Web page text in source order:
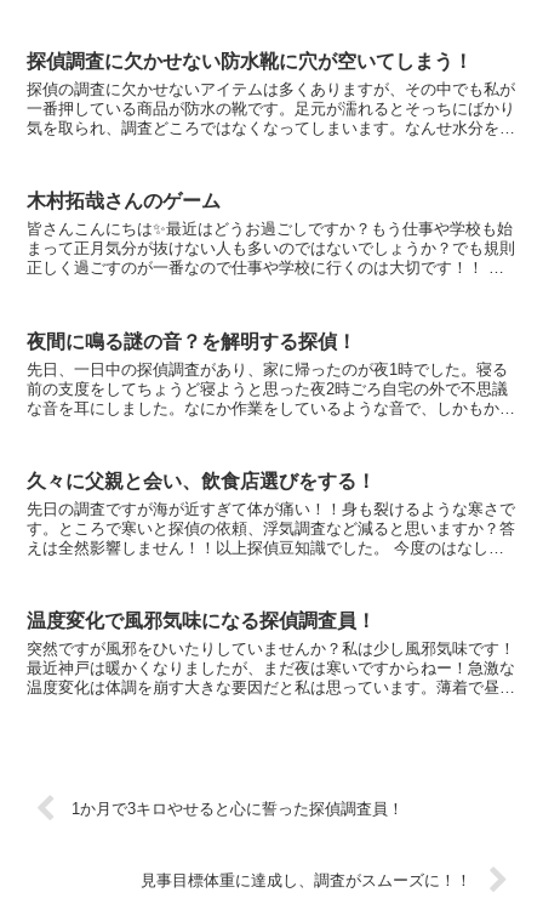
探偵調査に欠かせない防水靴に穴が空いてしまう！
探偵の調査に欠かせないアイテムは多くありますが、その中でも私が
一番押している商品が防水の靴です。足元が濡れるとそっちにばかり
気を取られ、調査どころではなくなってしまいます。なんせ水分を含
木村拓哉さんのゲーム
皆さんこんにちは✨最近はどうお過ごしですか？もう仕事や学校も始
まって正月気分が抜けない人も多いのではないでしょうか？でも規則
正しく過ごすのが一番なので仕事や学校に行くのは大切です！！ あ
夜間に鳴る謎の音？を解明する探偵！
先日、一日中の探偵調査があり、家に帰ったのが夜1時でした。寝る
前の支度をしてちょうど寝ようと思った夜2時ごろ自宅の外で不思議
な音を耳にしました。なにか作業をしているような音で、しかもかな
久々に父親と会い、飲食店選びをする！
先日の調査ですが海が近すぎて体が痛い！！身も裂けるような寒さで
す。ところで寒いと探偵の依頼、浮気調査など減ると思いますか？答
えは全然影響しません！！以上探偵豆知識でした。 今度のはなしな
温度変化で風邪気味になる探偵調査員！
突然ですが風邪をひいたりしていませんか？私は少し風邪気味です！
最近神戸は暖かくなりましたが、まだ夜は寒いですからねー！急激な
温度変化は体調を崩す大きな要因だと私は思っています。薄着で昼間
1か月で3キロやせると心に誓った探偵調査員！
見事目標体重に達成し、調査がスムーズに！！